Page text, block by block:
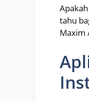
tahu
Maxim